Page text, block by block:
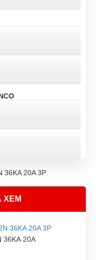
XEM
36KA 20A